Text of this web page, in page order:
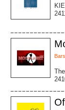
Bars